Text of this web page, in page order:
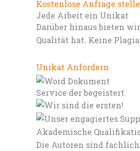
Kostenlose Anfrage
Jede Arbeit ein Unikat
Darüber hinaus bieten
Qualität hat. Keine
Unikat Anfordern
Service der begeistert
Akademische
Die Autoren sind